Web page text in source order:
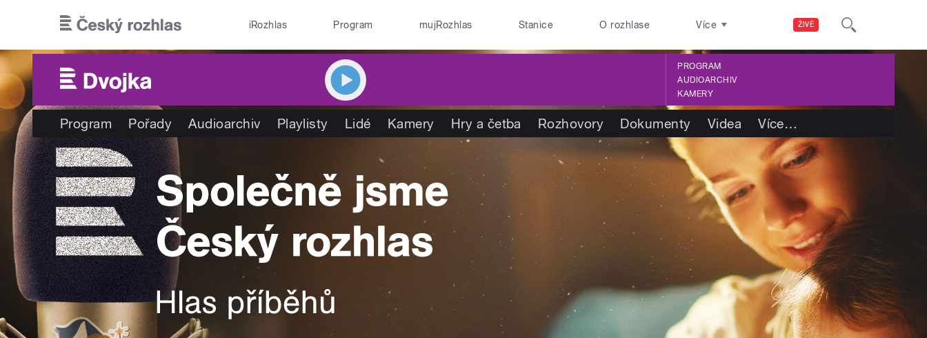
ŽIVĚ
iRozhlas Program mujRozhlas Stanice O rozhlase Více
PROGRAM
AUDIOARCHIV
KAMERY
Program Pořady Audioarchiv Playlisty Lidé Kamery Hry a četba Rozhovory Dokumenty Videa Více…